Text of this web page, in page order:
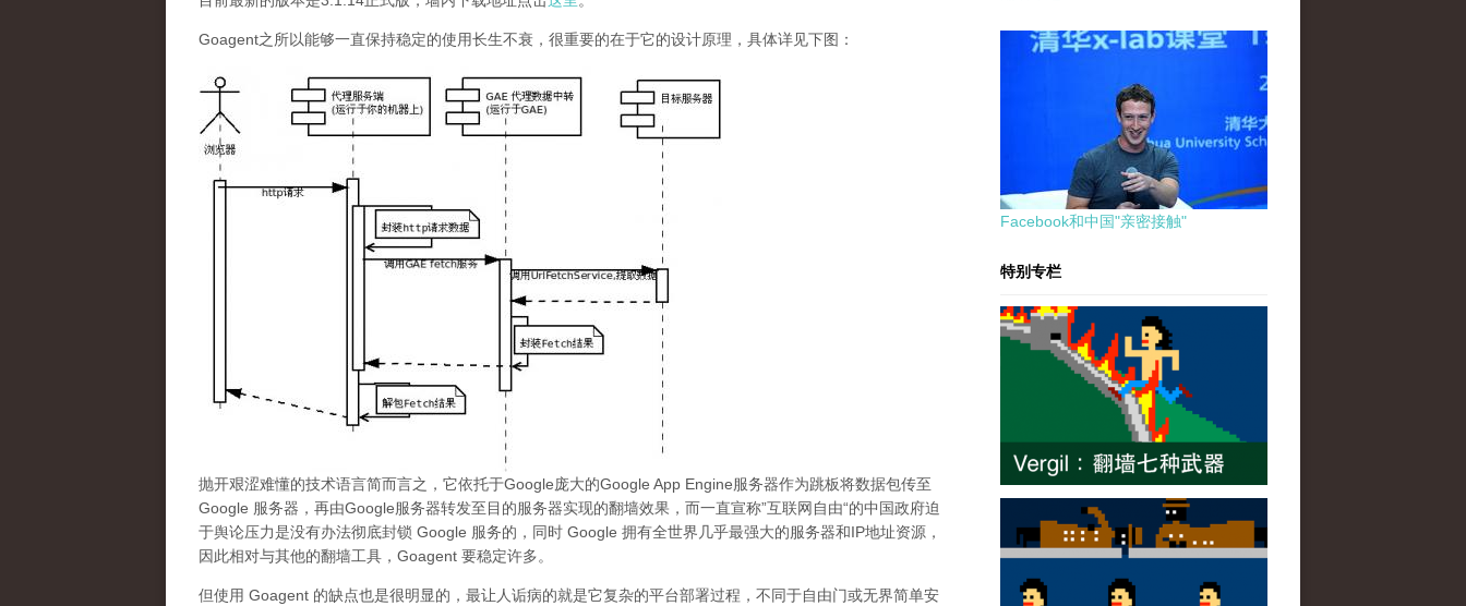
Goagent之所以能够一直保持稳定的使用长生不衰，很重要的在于它的设计原理，具体详见下图：
抛开艰涩难懂的技术语言简而言之，它依托于Google庞大的Google App Engine服务器作为跳板将数据包传至
Google 服务器，再由Google服务器转发至目的服务器实现的翻墙效果，而一直宣称”互联网自由“的中国政府迫
于舆论压力是没有办法彻底封锁 Google 服务的，同时 Google 拥有全世界几乎最强大的服务器和IP地址资源，
因此相对与其他的翻墙工具，Goagent 要稳定许多。
但使用 Goagent 的缺点也是很明显的，最让人诟病的就是它复杂的平台部署过程，不同于自由门或无界简单安
Facebook和中国"亲密接触"
特别专栏